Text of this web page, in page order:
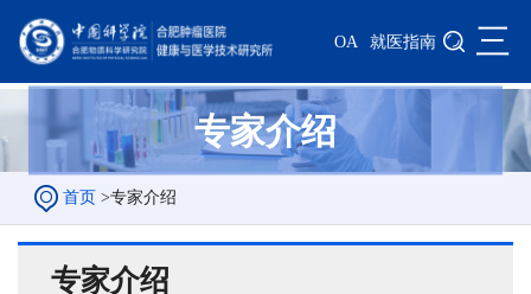
OA 就医指南 三
专家介绍
首页 >专家介绍
专家介绍